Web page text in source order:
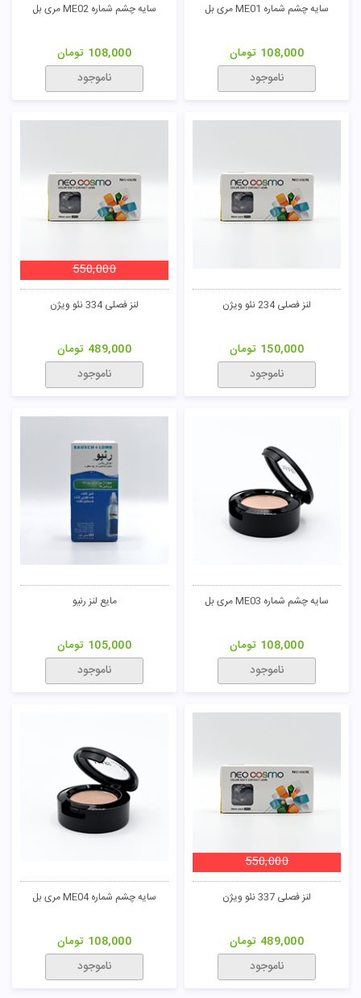
سایه چشم شماره ME01 مری بل
108,000 تومان
ناموجود
سایه چشم شماره ME02 مری بل
108,000 تومان
ناموجود
لنز فصلی 234 نئو ویژن
150,000 تومان
ناموجود
لنز فصلی 334 نئو ویژن
550,000
489,000 تومان
ناموجود
سایه چشم شماره ME03 مری بل
108,000 تومان
ناموجود
مایع لنز رنیو
105,000 تومان
ناموجود
لنز فصلی 337 نئو ویژن
550,000
489,000 تومان
ناموجود
سایه چشم شماره ME04 مری بل
108,000 تومان
ناموجود